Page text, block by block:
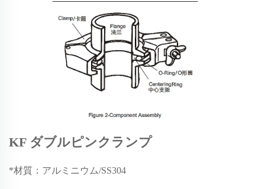
KF ダブルピンクランプ
*材質：アルミニウム/SS304